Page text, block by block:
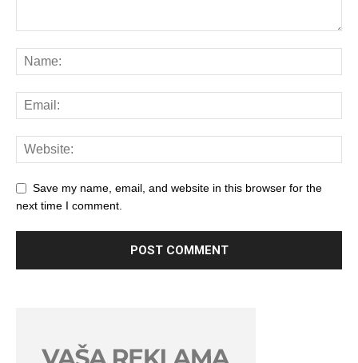
Save my name, email, and website in this browser for the
next time I comment.